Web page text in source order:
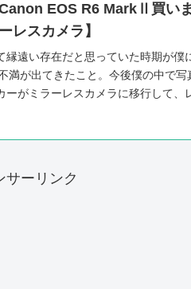
EOS R6 MarkⅡ買い
レスカメラ】
縁遠い存在だと思っていた時期が僕
満が出てきたこと。今後僕の中で写
がミラーレスカメラに移行して、
サーリンク